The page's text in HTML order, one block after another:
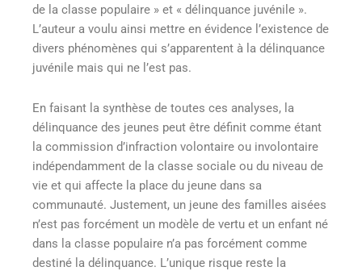
de la classe populaire » et « délinquance juvénile ».
L’auteur a voulu ainsi mettre en évidence l’existence de
divers phénomènes qui s’apparentent à la délinquance
juvénile mais qui ne l’est pas.
En faisant la synthèse de toutes ces analyses, la
délinquance des jeunes peut être définit comme étant
la commission d’infraction volontaire ou involontaire
indépendamment de la classe sociale ou du niveau de
vie et qui affecte la place du jeune dans sa
communauté. Justement, un jeune des familles aisées
n’est pas forcément un modèle de vertu et un enfant né
dans la classe populaire n’a pas forcément comme
destiné la délinquance. L’unique risque reste la